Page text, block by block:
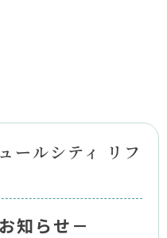
ールシティ リフ
知らせ－